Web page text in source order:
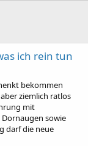
ich rein tun
bekommen
ziemlich ratlos
mit
sowie
darf die neue